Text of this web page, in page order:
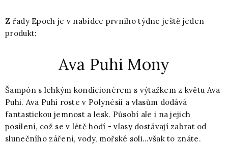
Z řady Epoch je v nabídce prvního týdne ještě jeden
produkt:
Ava Puhi Mony
Šampón s lehkým kondicionérem s výtažkem z květu Ava
Puhi. Ava Puhi roste v Polynésii a vlasům dodává
fantastickou jemnost a lesk. Působí ale i na jejich
posílení, což se v létě hodí - vlasy dostávají zabrat od
slunečního záření, vody, mořské soli...však to znáte.